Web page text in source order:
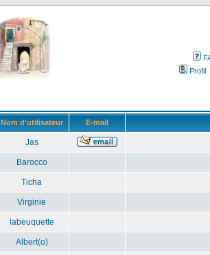
Profil
Nom d'utilisateur E-mail
Jas
Barocco
Ticha
Virginie
labeuquette
Albert(o)